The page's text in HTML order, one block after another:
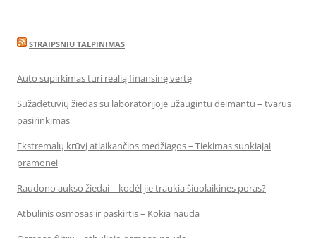
STRAIPSNIU TALPINIMAS
Auto supirkimas turi realią finansinę vertę
Sužadėtuvių žiedas su laboratorijoje užaugintu deimantu – tvarus
pasirinkimas
Ekstremalų krūvį atlaikančios medžiagos – Tiekimas sunkiajai
pramonei
Raudono aukso žiedai – kodėl jie traukia šiuolaikines poras?
Atbulinis osmosas ir paskirtis – Kokia nauda